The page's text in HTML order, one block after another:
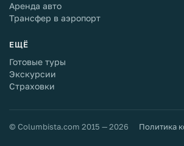
Аренда авто
Трансфер в аэропорт
ЕЩЁ
Готовые туры
Экскурсии
Страховки
© Columbista.com 2015 — 2026 Политика